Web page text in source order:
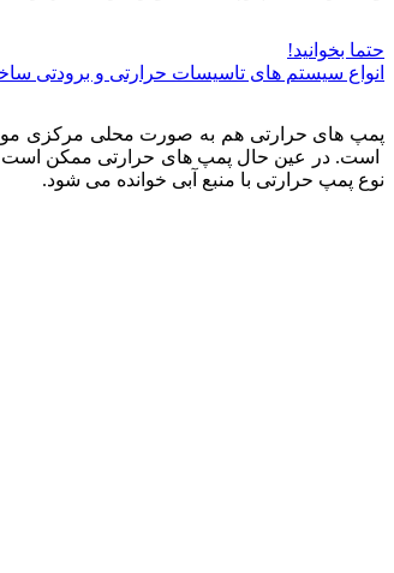
حتما بخوانید!
انواع سیستم های تاسیسات حرارتی و برودتی
پمپ های حرارتی هم به صورت محلی مرکزی مورد
است. در عین حال پمپ های حرارتی ممکن است آب
نوع پمپ حرارتی با منبع آبی خوانده می شود.